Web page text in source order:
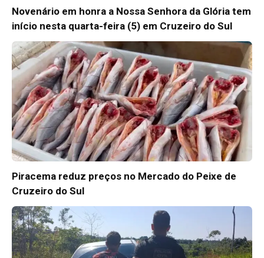
Novenário em honra a Nossa Senhora da Glória tem
início nesta quarta-feira (5) em Cruzeiro do Sul
Piracema reduz preços no Mercado do Peixe de
Cruzeiro do Sul